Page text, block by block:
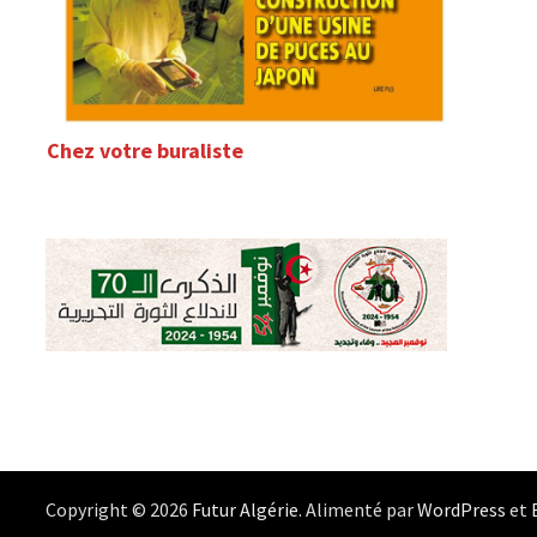
Chez votre buraliste
Copyright © 2026 Futur Algérie. Alimenté parWordPress et